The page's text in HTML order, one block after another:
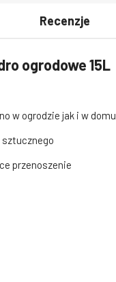
Recenzje
ogrodowe 15L
w ogrodzie jak i w domu
sztucznego
przenoszenie